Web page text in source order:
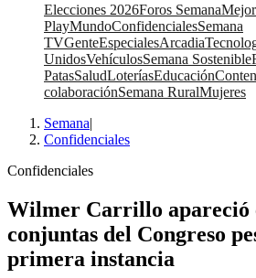
Elecciones 2026Foros Semana
PlayMundoConfidencialesSemana
TVGenteEspecialesArcadia
UnidosVehículosSemana Sostenible
PatasSaludLoteríasEducación
colaboraciónSemana RuralMujeres
Semana|
Confidenciales
Confidenciales
Wilmer Carrillo apareció
conjuntas del Congreso
primera instancia